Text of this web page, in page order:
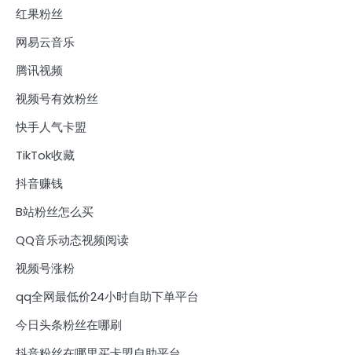
红果粉丝
网易云音乐
腾讯视频
视频号有效粉丝
快手人气卡盟
TikTok收藏
抖音赚钱
B站粉丝怎么买
QQ音乐动态视频阅读
视频号涨粉
qq全网最低价24小时自助下单平台
今日头条粉丝在哪刷